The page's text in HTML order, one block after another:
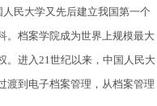
民大学又先后建立我国第一个
。档案学院成为世界上规模最大
。进入21世纪以来，中国人民大
渡到电子档案管理，从档案管理